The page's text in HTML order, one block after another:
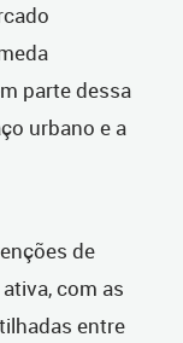
parte dessa
urbano e a
de
com as
entre